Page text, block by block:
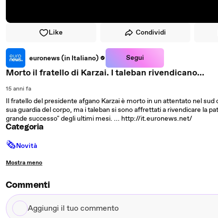
Like Condividi
euronews (in Italiano) Segui
Morto il fratello di Karzai. I taleban rivendicano...
15 anni fa
Il fratello del presidente afgano Karzai è morto in un attentato nel
sua guardia del corpo, ma i taleban si sono affrettati a rivendicare la
grande successo" degli ultimi mesi. ... http://it.euronews.net/
Categoria
🗞Novità
Mostra meno
Commenti
Aggiungi